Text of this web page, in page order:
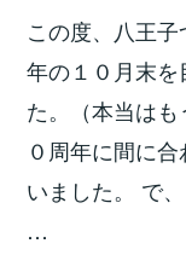
朝
日
再
放
送
之
この度、八王
年の１０月末
た。（本当は
０周年に間に
いました。 で
…